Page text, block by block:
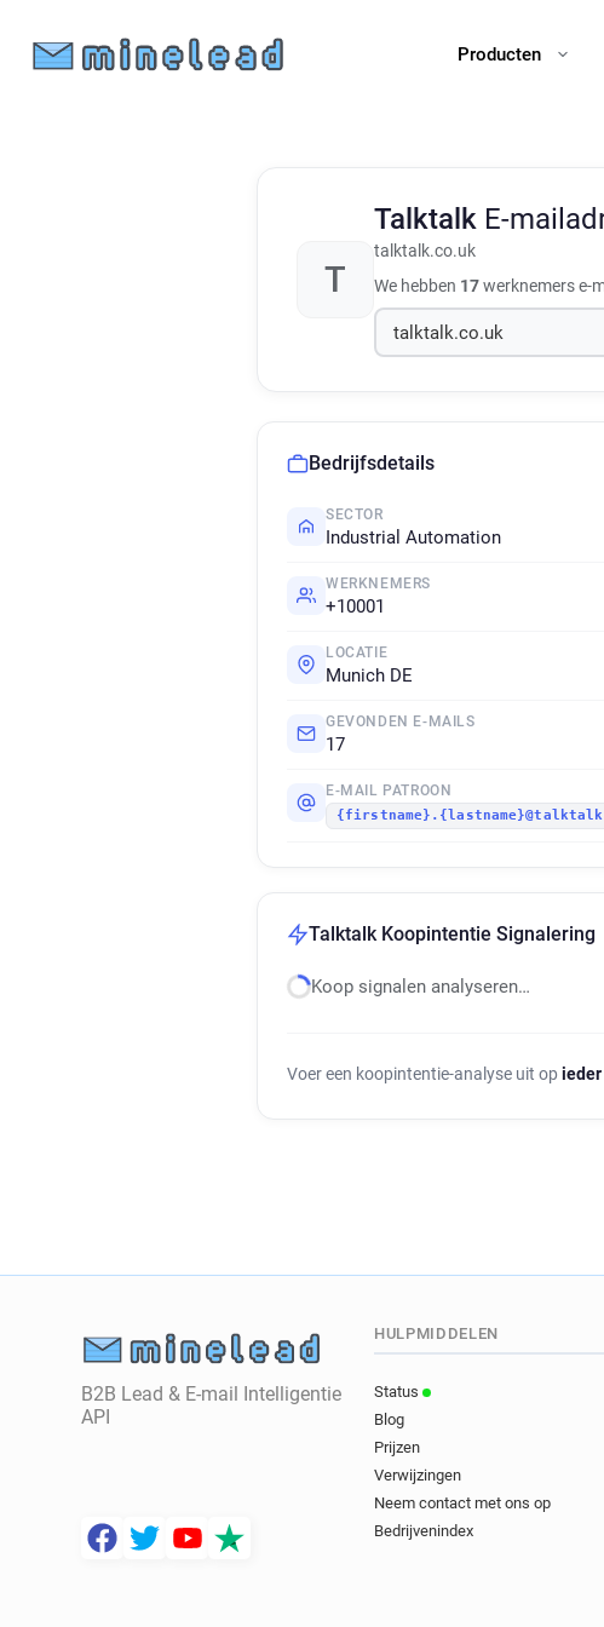
Producten
T
Talktalk E-
talktalk.co.uk
We hebben 17werknemers e-
Bedrijfsdetails
SECTOR
Industrial Automation
WERKNEMERS
+10001
LOCATIE
Munich DE
GEVONDEN E-MAILS
17
E-MAIL PATROON
Talktalk Koopintentie Signalering
Koop signalen analyseren…
Voer een koopintentie-analyse uit op
B2B Lead & E-mail Intelligentie
API
HULPMIDDELEN
Status
Blog
Prijzen
Verwijzingen
Neem contact met ons op
Bedrijvenindex